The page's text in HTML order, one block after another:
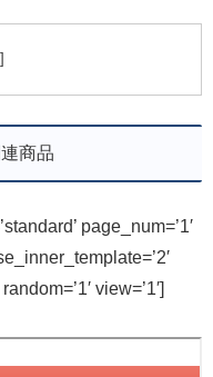
商品
page_num=’1′
view=’1′]